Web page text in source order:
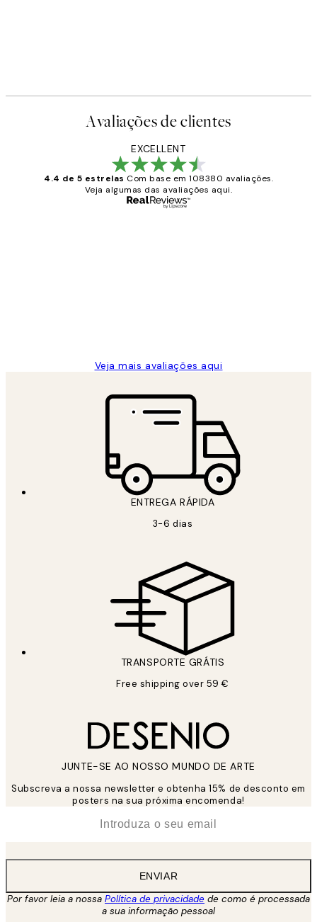
Avaliações de clientes
EXCELLENT
4.4 de 5 estrelas Com base em 108380 avaliações.
Veja algumas das avaliações aqui.
Veja mais avaliações aqui
ENTREGA RÁPIDA
3-6 dias
TRANSPORTE GRÁTIS
Free shipping over 59 €
JUNTE-SE AO NOSSO MUNDO DE ARTE
Subscreva a nossa newsletter e obtenha 15% de desconto em
posters na sua próxima encomenda!
ENVIAR
Por favor leia a nossa Política de privacidade de como é processada
a sua informação pessoal